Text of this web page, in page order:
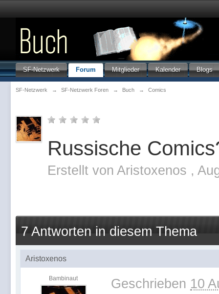
SF-Netzwerk Forum Mitglieder Kalender Blogs
SF-Netzwerk → SF-Netzwerk Foren → Buch → Comics
Russische
Erstellt von Aristoxenos ,
7 Antworten in diesem Thema
Aristoxenos
Bambinaut Geschrieben 10